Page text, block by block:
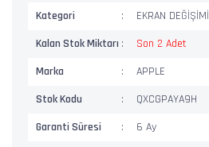
Kategori EKRAN DEĞİŞİMİ
Kalan Stok Miktarı
Son 2 Adet
Marka
APPLE
Stok Kodu
QXCGPAYA9H
Garanti Süresi
6 Ay